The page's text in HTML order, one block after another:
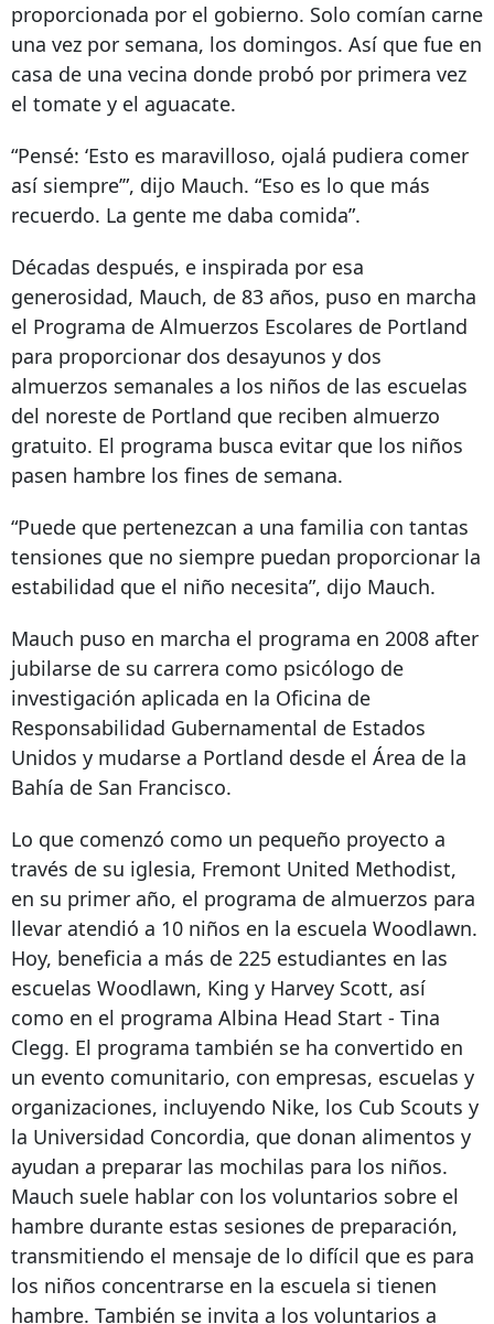
proporcionada por el gobierno. Solo comían carne
una vez por semana, los domingos. Así que fue en
casa de una vecina donde probó por primera vez
el tomate y el aguacate.
“Pensé: ‘Esto es maravilloso, ojalá pudiera comer
así siempre’”, dijo Mauch. “Eso es lo que más
recuerdo. La gente me daba comida”.
Décadas después, e inspirada por esa
generosidad, Mauch, de 83 años, puso en marcha
el Programa de Almuerzos Escolares de Portland
para proporcionar dos desayunos y dos
almuerzos semanales a los niños de las escuelas
del noreste de Portland que reciben almuerzo
gratuito. El programa busca evitar que los niños
pasen hambre los fines de semana.
“Puede que pertenezcan a una familia con tantas
tensiones que no siempre puedan proporcionar la
estabilidad que el niño necesita”, dijo Mauch.
Mauch puso en marcha el programa en 2008 after
jubilarse de su carrera como psicólogo de
investigación aplicada en la Oficina de
Responsabilidad Gubernamental de Estados
Unidos y mudarse a Portland desde el Área de la
Bahía de San Francisco.
Lo que comenzó como un pequeño proyecto a
través de su iglesia, Fremont United Methodist,
en su primer año, el programa de almuerzos para
llevar atendió a 10 niños en la escuela Woodlawn.
Hoy, beneficia a más de 225 estudiantes en las
escuelas Woodlawn, King y Harvey Scott, así
como en el programa Albina Head Start - Tina
Clegg. El programa también se ha convertido en
un evento comunitario, con empresas, escuelas y
organizaciones, incluyendo Nike, los Cub Scouts y
la Universidad Concordia, que donan alimentos y
ayudan a preparar las mochilas para los niños.
Mauch suele hablar con los voluntarios sobre el
hambre durante estas sesiones de preparación,
transmitiendo el mensaje de lo difícil que es para
los niños concentrarse en la escuela si tienen
hambre. También se invita a los voluntarios a